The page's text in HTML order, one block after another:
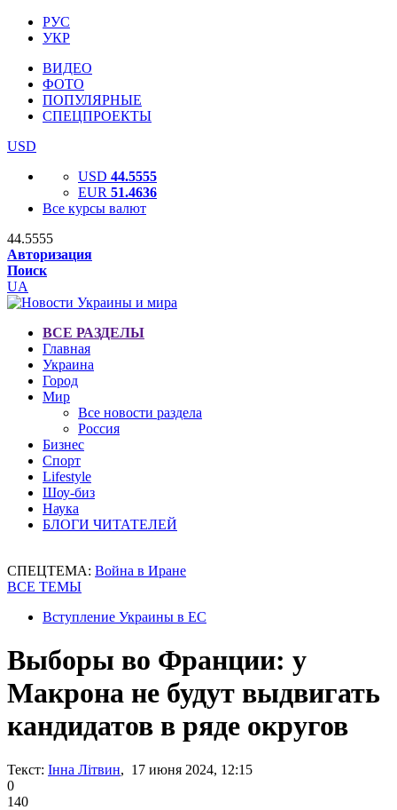
РУС
УКР
ВИДЕО
ФОТО
ПОПУЛЯРНЫЕ
СПЕЦПРОЕКТЫ
USD
USD 44.5555
EUR 51.4636
Все курсы валют
44.5555
Авторизация
Поиск
UA
ВСЕ РАЗДЕЛЫ
Главная
Украина
Город
Мир
Все новости раздела
Россия
Бизнес
Спорт
Lifestyle
Шоу-биз
Наука
БЛОГИ ЧИТАТЕЛЕЙ
СПЕЦТЕМА: Война в Иране
ВСЕ ТЕМЫ
Вступление Украины в ЕС
Выборы во Франции: у
Макрона не будут выдвигать
кандидатов в ряде округов
Текст: Інна Літвин, 17 июня 2024, 12:15
0
140